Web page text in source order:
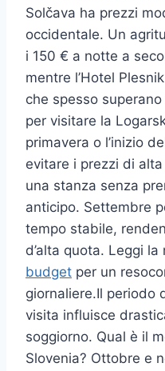
Solčava ha prezzi
occidentale. Un
i 150 € a notte a
mentre l’Hotel
che spesso
per visitare la
primavera o l’inizio
evitare i prezzi di
una stanza senza
anticipo. Settembre
tempo stabile,
d’alta quota. Leggi la
budget per un
giornaliere.Il periodo
visita influisce
soggiorno. Qual è il
Slovenia? Ottobre e